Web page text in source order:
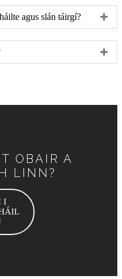
agus slán táirgí?
OBAIR A
LINN?
I